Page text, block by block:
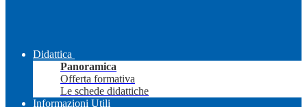
Didattica
Panoramica
Offerta formativa
Le schede didattiche
Informazioni Utili